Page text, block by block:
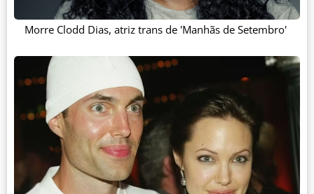
Morre Clodd Dias, atriz trans de 'Manhãs de Setembro'